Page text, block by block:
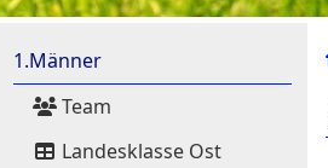
1.Männer
Team
Landesklasse Ost